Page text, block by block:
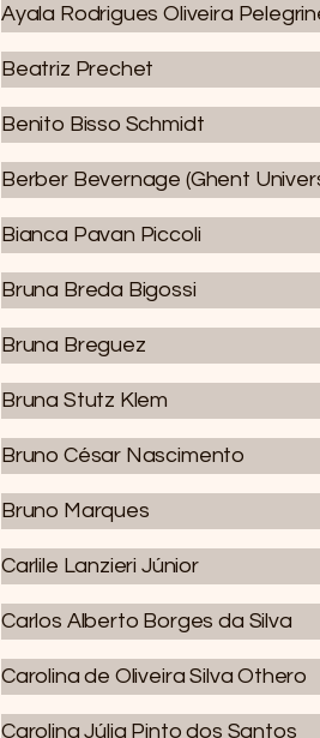
Ayala Rodrigues Oliveira
Beatriz Prechet
Benito Bisso Schmidt
Berber Bevernage (Ghent
Bianca Pavan Piccoli
Bruna Breda Bigossi
Bruna Breguez
Bruna Stutz Klem
Bruno César Nascimento
Bruno Marques
Carlile Lanzieri Júnior
Carlos Alberto Borges da Silva
Carolina de Oliveira Silva Othero
Carolina Júlia Pinto dos Santos